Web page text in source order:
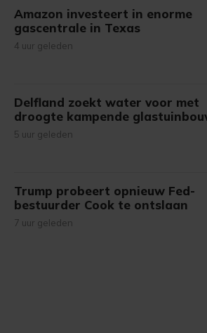
Amazon investeert in enorme
gascentrale in Texas
4 uur geleden
Delfland zoekt water voor met
droogte kampende
5 uur geleden
Trump probeert opnieuw Fed-
bestuurder Cook te ontslaan
7 uur geleden